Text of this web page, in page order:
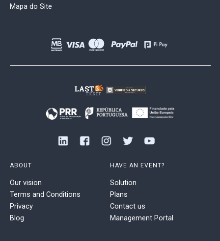
Mapa do Site
ABOUT
Our vision
Terms and Conditions
Privacy
Blog
HAVE AN EVENT?
Solution
Plans
Contact us
Management Portal